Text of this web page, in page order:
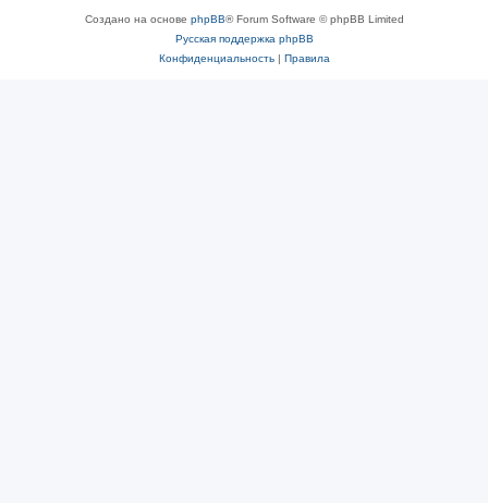
Создано на основе phpBB® Forum Software © phpBB Limited
Русская поддержка phpBB
Конфиденциальность| Правила